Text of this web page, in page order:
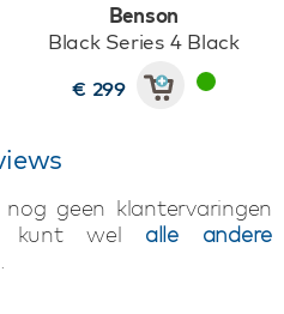
Benson
Black Series 4 Black
€ 299
geen klantervaringen
kunt wel alle andere
.